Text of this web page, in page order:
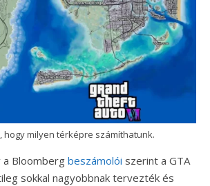
hogy milyen térképre számíthatunk.
a Bloomberg beszámolói szerint a GTA
sokkal nagyobbnak tervezték és